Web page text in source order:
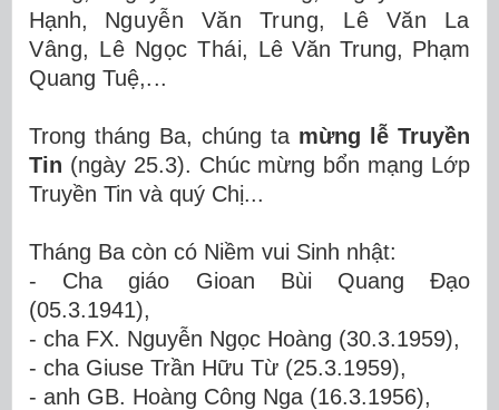
Hạnh, Nguyễn Văn Trung, Lê Văn La
Vâng, Lê Ngọc Thái, Lê Văn Trung, Phạm
Quang Tuệ,...
Trong tháng Ba, chúng ta mừng lễ Truyền
Tin (ngày 25.3). Chúc mừng bổn mạng Lớp
Truyền Tin và quý Chị...
Tháng Ba còn có Niềm vui Sinh nhật:
- Cha giáo Gioan Bùi Quang Đạo
(05.3.1941),
- cha FX. Nguyễn Ngọc Hoàng (30.3.1959),
- cha Giuse Trần Hữu Từ (25.3.1959),
- anh GB. Hoàng Công Nga (16.3.1956),